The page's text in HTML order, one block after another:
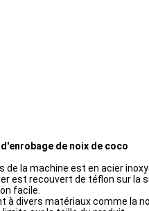
d'enrobage de noix de coco
de la machine est en acier
est recouvert de téflon sur la
facile.
à divers matériaux comme la